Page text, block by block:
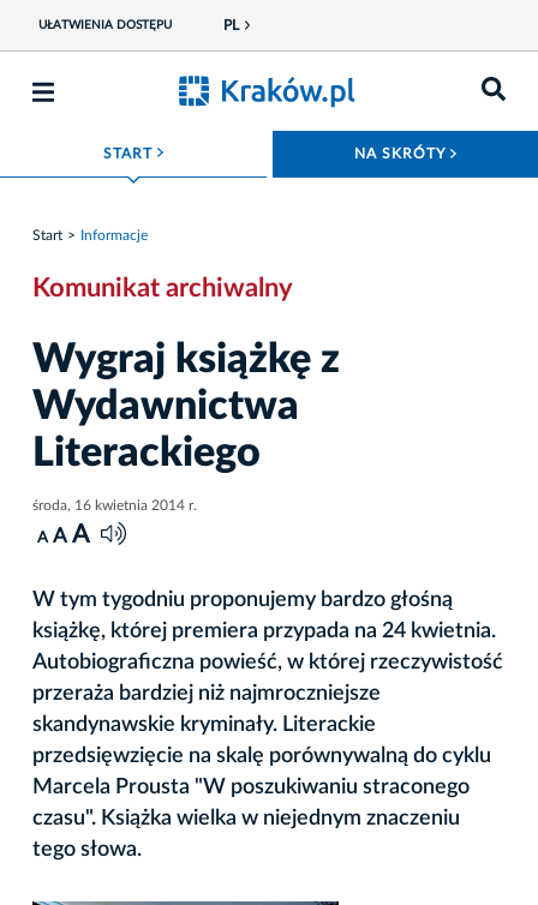
UŁATWIENIA DOSTĘPU PL
START ROZWIŃ MENU NA SKRÓTY
Start Informacje
Komunikat archiwalny
Wygraj książkę z
Wydawnictwa
Literackiego
środa, 16 kwietnia 2014 r.
A A A
W tym tygodniu proponujemy bardzo głośną
książkę, której premiera przypada na 24 kwietnia.
Autobiograficzna powieść, w której rzeczywistość
przeraża bardziej niż najmroczniejsze
skandynawskie kryminały. Literackie
przedsięwzięcie na skalę porównywalną do cyklu
Marcela Prousta "W poszukiwaniu straconego
czasu". Książka wielka w niejednym znaczeniu
tego słowa.